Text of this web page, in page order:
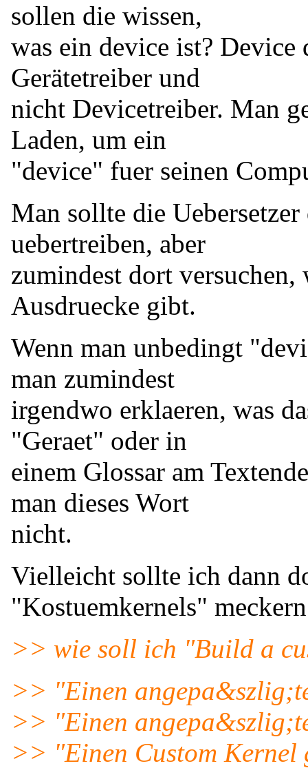
sollen die wissen,
was ein device ist?
Gerätetreiber und
nicht Devicetreiber. Man
Laden, um ein
"device" fuer seinen
Man sollte die
uebertreiben, aber
zumindest dort
Ausdruecke gibt.
Wenn man unbedingt
man zumindest
irgendwo erklaeren, was
"Geraet" oder in
einem Glossar am
man dieses Wort
nicht.
Vielleicht sollte ich dann
"Kostuemkernels"
>> wie soll ich "Build a
>> "Einen
>> "Einen
>> "Einen Custom Kernel